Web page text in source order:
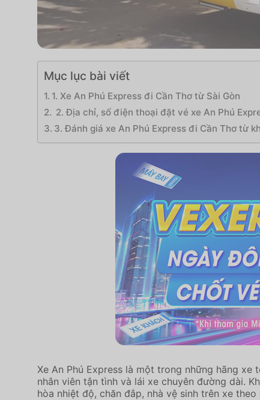
Mục lục bài viết
1. Xe An Phú Express đi Cần Thơ từ Sài Gòn
2. Địa chỉ, số điện thoại đặt vé xe An Phú
3. Đánh giá xe An Phú Express đi Cần Thơ từ
Xe An Phú Express là một trong những hãng
nhân viên tận tình và lái xe chuyên đường dài.
hòa nhiệt độ, chăn đắp, nhà vệ sinh trên xe